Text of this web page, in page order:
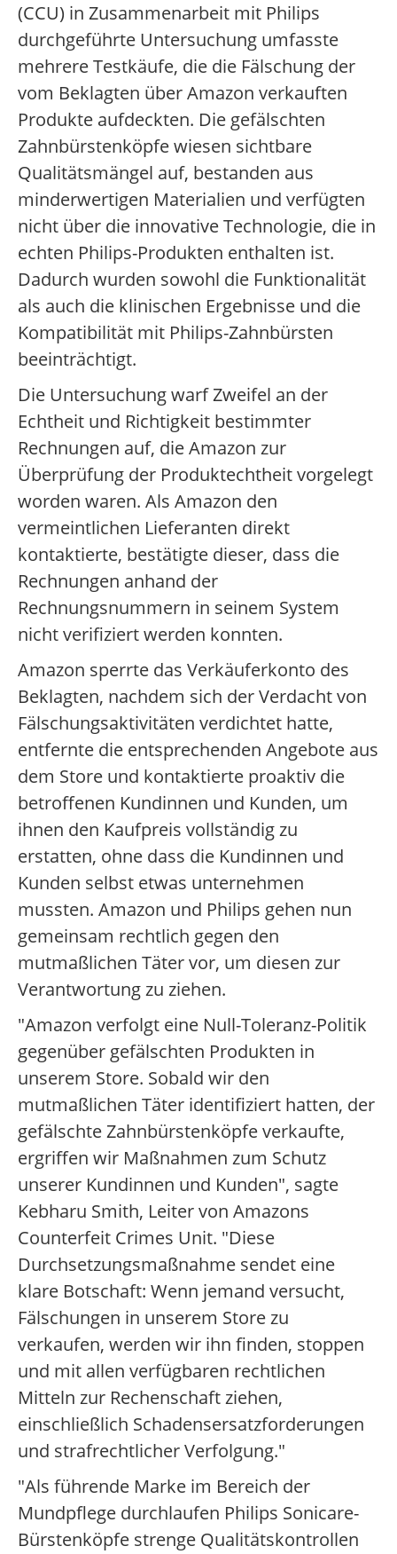
(CCU) in Zusammenarbeit mit Philips
durchgeführte Untersuchung umfasste
mehrere Testkäufe, die die Fälschung der
vom Beklagten über Amazon verkauften
Produkte aufdeckten. Die gefälschten
Zahnbürstenköpfe wiesen sichtbare
Qualitätsmängel auf, bestanden aus
minderwertigen Materialien und verfügten
nicht über die innovative Technologie, die in
echten Philips-Produkten enthalten ist.
Dadurch wurden sowohl die Funktionalität
als auch die klinischen Ergebnisse und die
Kompatibilität mit Philips-Zahnbürsten
beeinträchtigt.
Die Untersuchung warf Zweifel an der
Echtheit und Richtigkeit bestimmter
Rechnungen auf, die Amazon zur
Überprüfung der Produktechtheit vorgelegt
worden waren. Als Amazon den
vermeintlichen Lieferanten direkt
kontaktierte, bestätigte dieser, dass die
Rechnungen anhand der
Rechnungsnummern in seinem System
nicht verifiziert werden konnten.
Amazon sperrte das Verkäuferkonto des
Beklagten, nachdem sich der Verdacht von
Fälschungsaktivitäten verdichtet hatte,
entfernte die entsprechenden Angebote aus
dem Store und kontaktierte proaktiv die
betroffenen Kundinnen und Kunden, um
ihnen den Kaufpreis vollständig zu
erstatten, ohne dass die Kundinnen und
Kunden selbst etwas unternehmen
mussten. Amazon und Philips gehen nun
gemeinsam rechtlich gegen den
mutmaßlichen Täter vor, um diesen zur
Verantwortung zu ziehen.
"Amazon verfolgt eine Null-Toleranz-Politik
gegenüber gefälschten Produkten in
unserem Store. Sobald wir den
mutmaßlichen Täter identifiziert hatten, der
gefälschte Zahnbürstenköpfe verkaufte,
ergriffen wir Maßnahmen zum Schutz
unserer Kundinnen und Kunden", sagte
Kebharu Smith, Leiter von Amazons
Counterfeit Crimes Unit. "Diese
Durchsetzungsmaßnahme sendet eine
klare Botschaft: Wenn jemand versucht,
Fälschungen in unserem Store zu
verkaufen, werden wir ihn finden, stoppen
und mit allen verfügbaren rechtlichen
Mitteln zur Rechenschaft ziehen,
einschließlich Schadensersatzforderungen
und strafrechtlicher Verfolgung."
"Als führende Marke im Bereich der
Mundpflege durchlaufen Philips Sonicare-
Bürstenköpfe strenge Qualitätskontrollen